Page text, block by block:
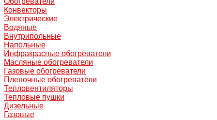
Конвекторы
Электрические
Водяные
Внутрипольные
Напольные
Инфракрасные обогреватели
Масляные обогреватели
Газовые обогреватели
Пленочные обогреватели
Тепловентиляторы
Тепловые пушки
Дизельные
Газовые